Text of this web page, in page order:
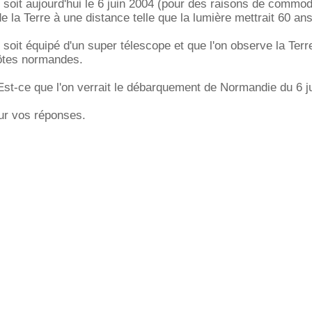
aujourd'hui le 6 juin 2004 (pour des raisons de
la Terre à une distance telle que la lumière mettrait 60
équipé d'un super télescope et que l'on observe la
normandes.
ce que l'on verrait le débarquement de Normandie du 6
vos réponses.